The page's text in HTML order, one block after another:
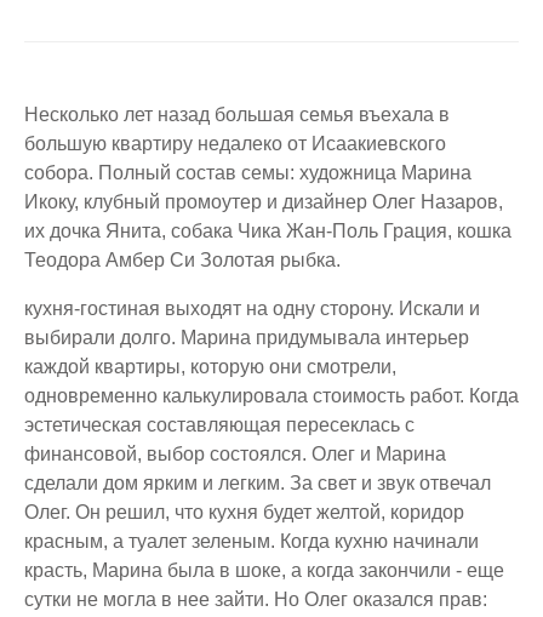
Несколько лет назад большая семья въехала в
большую квартиру недалеко от Исаакиевского
собора. Полный состав семы: художница Марина
Икоку, клубный промоутер и дизайнер Олег Назаров,
их дочка Янита, собака Чика Жан-Поль Грация, кошка
Теодора Амбер Си Золотая рыбка.
кухня-гостиная выходят на одну сторону. Искали и
выбирали долго. Марина придумывала интерьер
каждой квартиры, которую они смотрели,
одновременно калькулировала стоимость работ. Когда
эстетическая составляющая пересеклась с
финансовой, выбор состоялся. Олег и Марина
сделали дом ярким и легким. За свет и звук отвечал
Олег. Он решил, что кухня будет желтой, коридор
красным, а туалет зеленым. Когда кухню начинали
красть, Марина была в шоке, а когда закончили - еще
сутки не могла в нее зайти. Но Олег оказался прав: